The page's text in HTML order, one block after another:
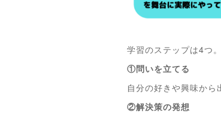
学習のステップは4つ。
①問いを立てる
自分の好きや興味から
②解決策の発想